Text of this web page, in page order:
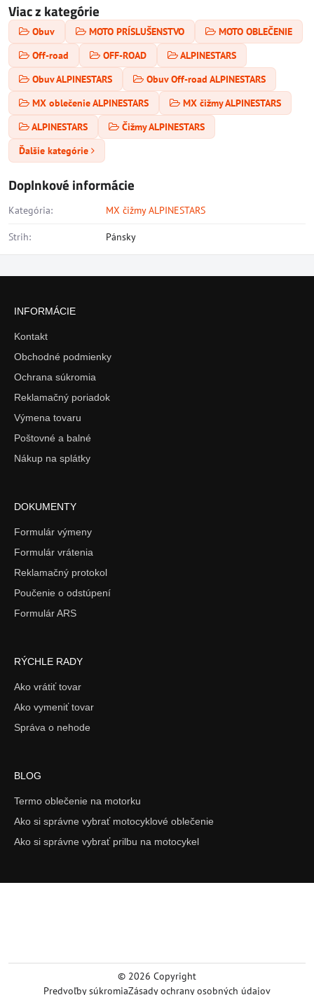
Viac z kategórie
Obuv MOTO PRÍSLUŠENSTVO
MOTO OBLEČENIE
Off-road
OFF-ROAD
ALPINESTARS
Obuv ALPINESTARS
Obuv Off-road ALPINESTARS
MX oblečenie ALPINESTARS
MX čižmy ALPINESTARS
ALPINESTARS
Čižmy ALPINESTARS
Ďalšie kategórie
Doplnkové informácie
Kategória: MX čižmy ALPINESTARS
Strih: Pánsky
INFORMÁCIE
Kontakt
Obchodné podmienky
Ochrana súkromia
Reklamačný poriadok
Výmena tovaru
Poštovné a balné
Nákup na splátky
DOKUMENTY
Formulár výmeny
Formulár vrátenia
Reklamačný protokol
Poučenie o odstúpení
Formulár ARS
RÝCHLE RADY
Ako vrátiť tovar
Ako vymeniť tovar
Správa o nehode
BLOG
Termo oblečenie na motorku
Ako si správne vybrať motocyklové oblečenie
Ako si správne vybrať prilbu na motocykel
© 2026 Copyright
Predvoľby súkromiaZásady ochrany osobných údajov